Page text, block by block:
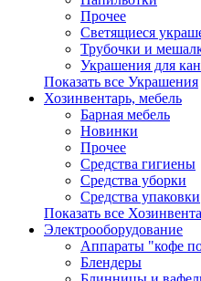
Прочее
Светящиеся
Трубочки и
Украшения для
Показать все Украшения
Хозинвентарь, мебель
Барная мебель
Новинки
Прочее
Средства гигиены
Средства уборки
Средства упаковки
Показать все
Электрооборудование
Аппараты "кофе
Блендеры